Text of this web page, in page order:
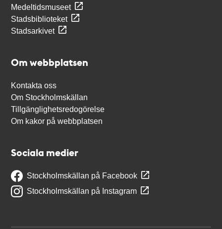
Medeltidsmuseet
Stadsbiblioteket
Stadsarkivet
Om webbplatsen
Kontakta oss
Om Stockholmskällan
Tillgänglighetsredogörelse
Om kakor på webbplatsen
Sociala medier
Stockholmskällan på Facebook
Stockholmskällan på Instagram